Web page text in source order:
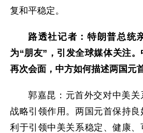
复和平稳定。
路透社记者：特朗普总统
为“朋友”，引发全球媒体关注
再次会面，中方如何描述两国元
郭嘉昆：元首外交对中美
战略引领作用。两国元首保持
利于引领中美关系稳定、健康